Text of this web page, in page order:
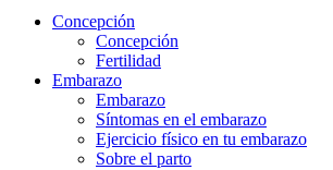
Concepción
Concepción
Fertilidad
Embarazo
Embarazo
Síntomas en el embarazo
Ejercicio físico en tu embarazo
Sobre el parto